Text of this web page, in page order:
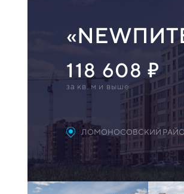
118 608
за кв. м и выше
ЛОМОНОСОВСКИЙ